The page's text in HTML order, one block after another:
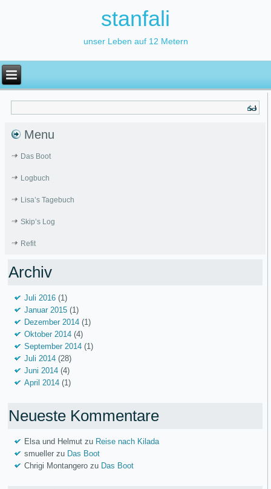
stanfali
unser Leben auf 12 Metern
Menu
Das Boot
Logbuch
Lisa’s Tagebuch
Skip’s Log
Refit
Archiv
Juli 2016 (1)
Januar 2015 (1)
Dezember 2014 (1)
Oktober 2014 (4)
September 2014 (1)
Juli 2014 (28)
Juni 2014 (4)
April 2014 (1)
Neueste Kommentare
Elsa und Helmut zu Reise nach Kilada
smueller zu Das Boot
Chrigi Montangero zu Das Boot